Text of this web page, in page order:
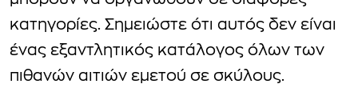
κατηγορίες. Σημειώστε ότι αυτός δεν είναι
ένας εξαντλητικός κατάλογος όλων των
πιθανών αιτιών εμετού σε σκύλους.